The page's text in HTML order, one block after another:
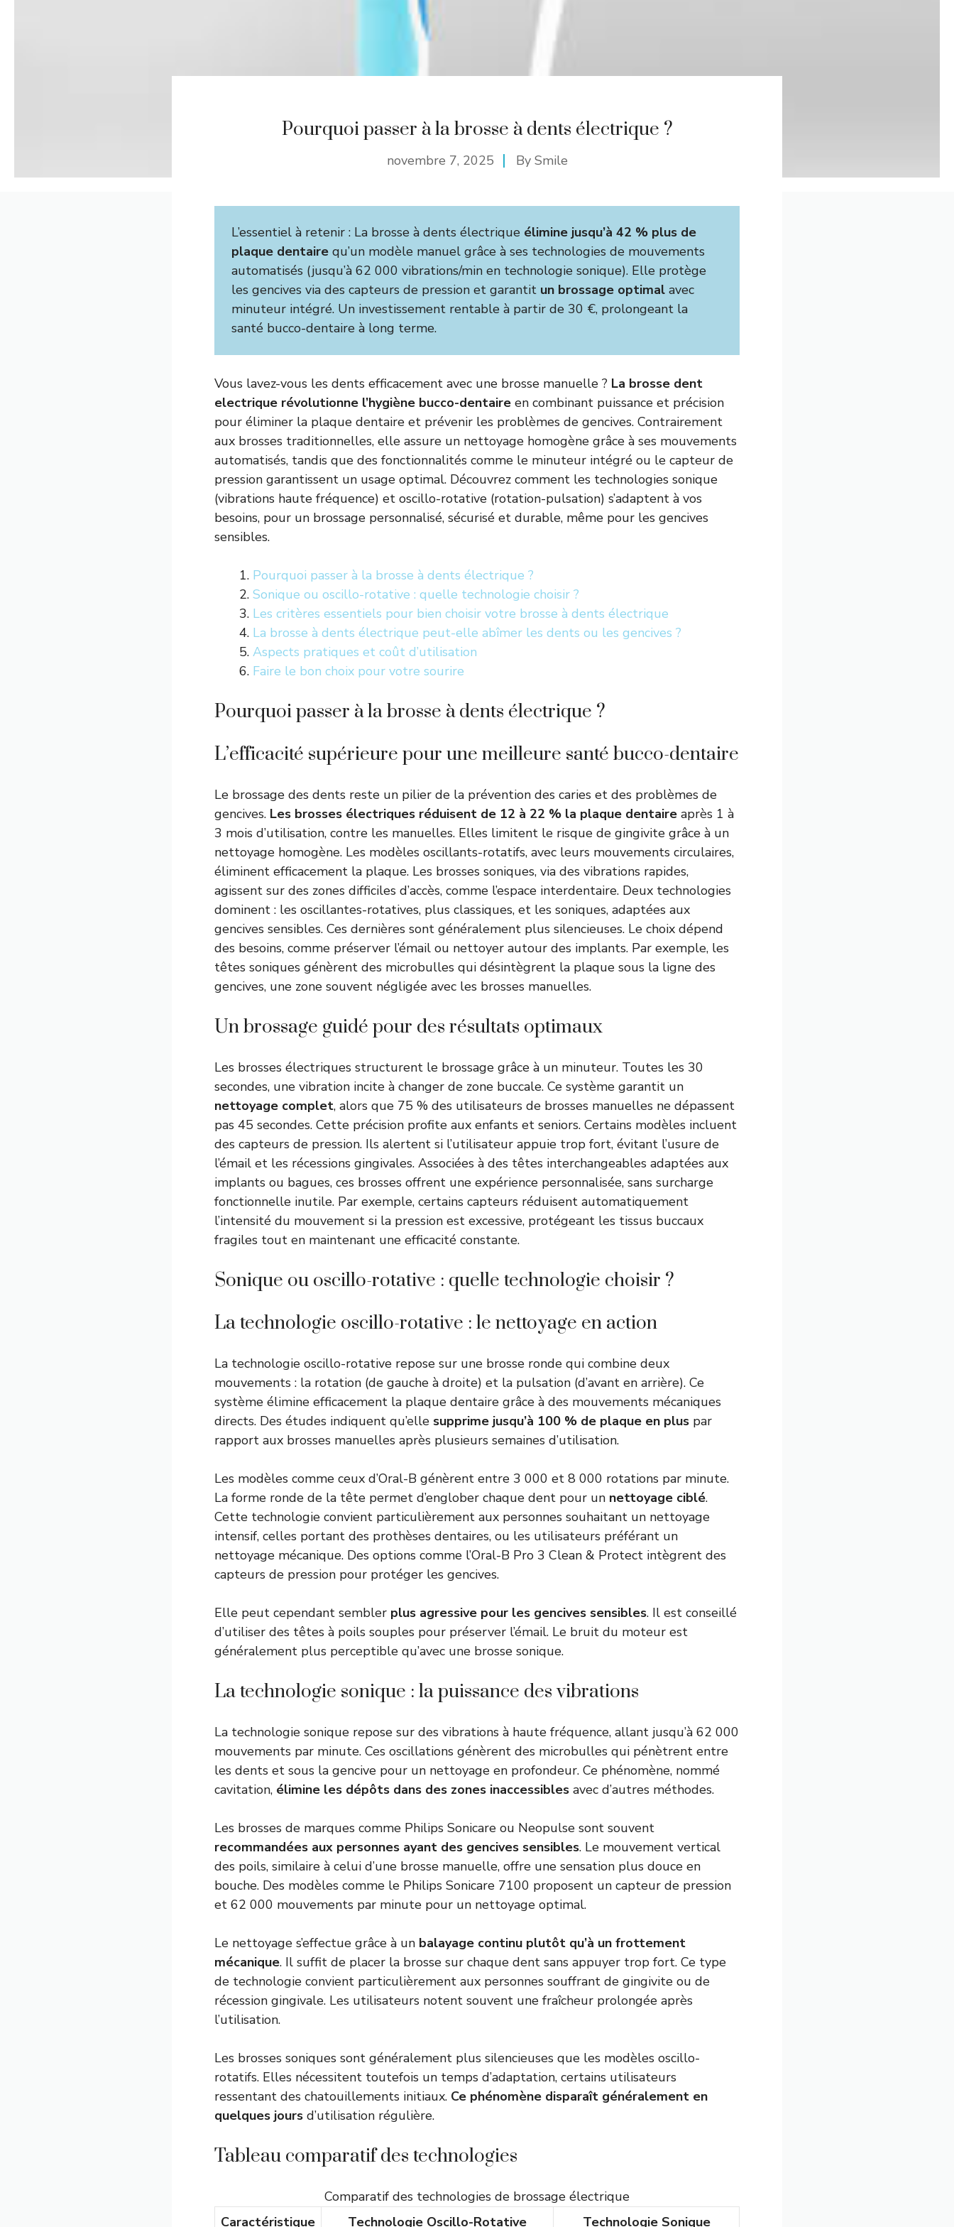
Pourquoi passer à la brosse à dents électrique ?
novembre 7, 2025 By Smile
L’essentiel à retenir : La brosse à dents électrique élimine jusqu’à 42 % plus de
plaque dentaire qu’un modèle manuel grâce à ses technologies de mouvements
automatisés (jusqu’à 62 000 vibrations/min en technologie sonique). Elle protège
les gencives via des capteurs de pression et garantit un brossage optimal avec
minuteur intégré. Un investissement rentable à partir de 30 €, prolongeant la
santé bucco-dentaire à long terme.
Vous lavez-vous les dents efficacement avec une brosse manuelle ? La brosse dent
electrique révolutionne l’hygiène bucco-dentaire en combinant puissance et précision
pour éliminer la plaque dentaire et prévenir les problèmes de gencives. Contrairement
aux brosses traditionnelles, elle assure un nettoyage homogène grâce à ses mouvements
automatisés, tandis que des fonctionnalités comme le minuteur intégré ou le capteur de
pression garantissent un usage optimal. Découvrez comment les technologies sonique
(vibrations haute fréquence) et oscillo-rotative (rotation-pulsation) s’adaptent à vos
besoins, pour un brossage personnalisé, sécurisé et durable, même pour les gencives
sensibles.
Pourquoi passer à la brosse à dents électrique ?
Sonique ou oscillo-rotative : quelle technologie choisir ?
Les critères essentiels pour bien choisir votre brosse à dents électrique
La brosse à dents électrique peut-elle abîmer les dents ou les gencives ?
Aspects pratiques et coût d’utilisation
Faire le bon choix pour votre sourire
Pourquoi passer à la brosse à dents électrique ?
L’efficacité supérieure pour une meilleure santé bucco-dentaire
Le brossage des dents reste un pilier de la prévention des caries et des problèmes de
gencives. Les brosses électriques réduisent de 12 à 22 % la plaque dentaire après 1 à
3 mois d’utilisation, contre les manuelles. Elles limitent le risque de gingivite grâce à un
nettoyage homogène. Les modèles oscillants-rotatifs, avec leurs mouvements circulaires,
éliminent efficacement la plaque. Les brosses soniques, via des vibrations rapides,
agissent sur des zones difficiles d’accès, comme l’espace interdentaire. Deux technologies
dominent : les oscillantes-rotatives, plus classiques, et les soniques, adaptées aux
gencives sensibles. Ces dernières sont généralement plus silencieuses. Le choix dépend
des besoins, comme préserver l’émail ou nettoyer autour des implants. Par exemple, les
têtes soniques génèrent des microbulles qui désintègrent la plaque sous la ligne des
gencives, une zone souvent négligée avec les brosses manuelles.
Un brossage guidé pour des résultats optimaux
Les brosses électriques structurent le brossage grâce à un minuteur. Toutes les 30
secondes, une vibration incite à changer de zone buccale. Ce système garantit un
nettoyage complet, alors que 75 % des utilisateurs de brosses manuelles ne dépassent
pas 45 secondes. Cette précision profite aux enfants et seniors. Certains modèles incluent
des capteurs de pression. Ils alertent si l’utilisateur appuie trop fort, évitant l’usure de
l’émail et les récessions gingivales. Associées à des têtes interchangeables adaptées aux
implants ou bagues, ces brosses offrent une expérience personnalisée, sans surcharge
fonctionnelle inutile. Par exemple, certains capteurs réduisent automatiquement
l’intensité du mouvement si la pression est excessive, protégeant les tissus buccaux
fragiles tout en maintenant une efficacité constante.
Sonique ou oscillo-rotative : quelle technologie choisir ?
La technologie oscillo-rotative : le nettoyage en action
La technologie oscillo-rotative repose sur une brosse ronde qui combine deux
mouvements : la rotation (de gauche à droite) et la pulsation (d’avant en arrière). Ce
système élimine efficacement la plaque dentaire grâce à des mouvements mécaniques
directs. Des études indiquent qu’elle supprime jusqu’à 100 % de plaque en plus par
rapport aux brosses manuelles après plusieurs semaines d’utilisation.
Les modèles comme ceux d’Oral-B génèrent entre 3 000 et 8 000 rotations par minute.
La forme ronde de la tête permet d’englober chaque dent pour un nettoyage ciblé.
Cette technologie convient particulièrement aux personnes souhaitant un nettoyage
intensif, celles portant des prothèses dentaires, ou les utilisateurs préférant un
nettoyage mécanique. Des options comme l’Oral-B Pro 3 Clean & Protect intègrent des
capteurs de pression pour protéger les gencives.
Elle peut cependant sembler plus agressive pour les gencives sensibles. Il est conseillé
d’utiliser des têtes à poils souples pour préserver l’émail. Le bruit du moteur est
généralement plus perceptible qu’avec une brosse sonique.
La technologie sonique : la puissance des vibrations
La technologie sonique repose sur des vibrations à haute fréquence, allant jusqu’à 62 000
mouvements par minute. Ces oscillations génèrent des microbulles qui pénètrent entre
les dents et sous la gencive pour un nettoyage en profondeur. Ce phénomène, nommé
cavitation, élimine les dépôts dans des zones inaccessibles avec d’autres méthodes.
Les brosses de marques comme Philips Sonicare ou Neopulse sont souvent
recommandées aux personnes ayant des gencives sensibles. Le mouvement vertical
des poils, similaire à celui d’une brosse manuelle, offre une sensation plus douce en
bouche. Des modèles comme le Philips Sonicare 7100 proposent un capteur de pression
et 62 000 mouvements par minute pour un nettoyage optimal.
Le nettoyage s’effectue grâce à un balayage continu plutôt qu’à un frottement
mécanique. Il suffit de placer la brosse sur chaque dent sans appuyer trop fort. Ce type
de technologie convient particulièrement aux personnes souffrant de gingivite ou de
récession gingivale. Les utilisateurs notent souvent une fraîcheur prolongée après
l’utilisation.
Les brosses soniques sont généralement plus silencieuses que les modèles oscillo-
rotatifs. Elles nécessitent toutefois un temps d’adaptation, certains utilisateurs
ressentant des chatouillements initiaux. Ce phénomène disparaît généralement en
quelques jours d’utilisation régulière.
Tableau comparatif des technologies
Comparatif des technologies de brossage électrique
Caractéristique
Technologie Oscillo-Rotative Technologie Sonique